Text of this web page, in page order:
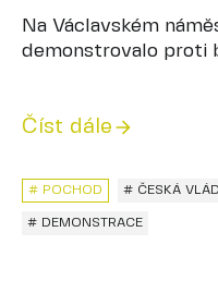
Na Václavském
demonstrovalo proti
Číst dále
# ČESKÁ
# POCHOD
# DEMONSTRACE